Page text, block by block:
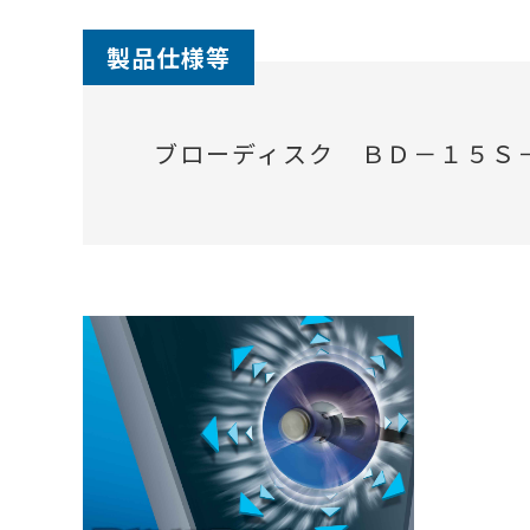
製品仕様等
ブローディスク ＢＤ－１５